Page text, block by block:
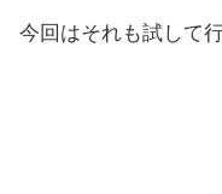
今回はそれも試して